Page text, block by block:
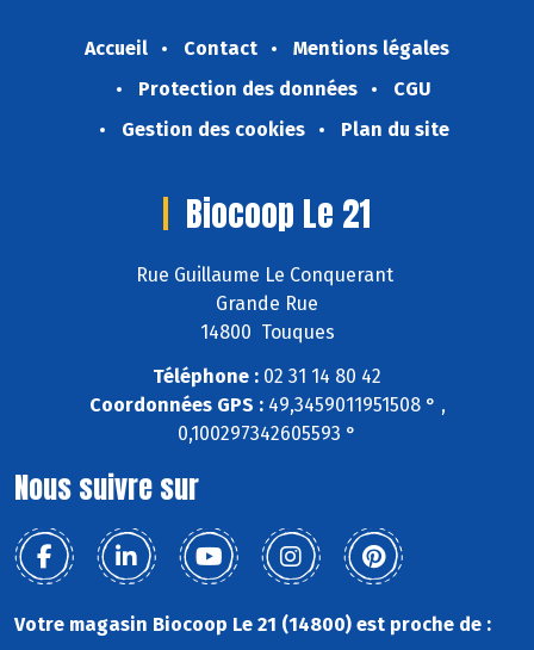
Accueil Contact
Mentions légales
Protection des données
CGU
Gestion des cookies
Plan du site
Biocoop Le 21
Rue Guillaume Le Conquerant
Grande Rue
14800 Touques
Téléphone : 02 31 14 80 42
Coordonnées GPS :49,3459011951508 ° ,
0,100297342605593 °
Nous suivre sur
Votre magasin Biocoop Le 21 (14800) est proche de :